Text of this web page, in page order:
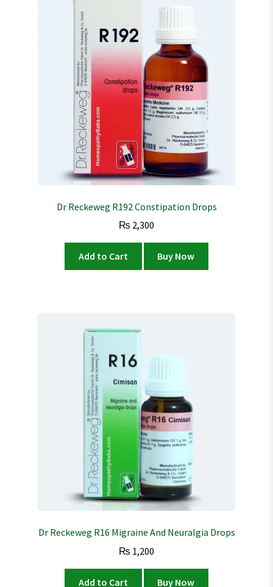
Dr Reckeweg R192 Constipation Drops
₨ 2,300
Add to Cart Buy Now
Dr Reckeweg R16 Migraine And Neuralgia Drops
₨ 1,200
Add to Cart Buy Now